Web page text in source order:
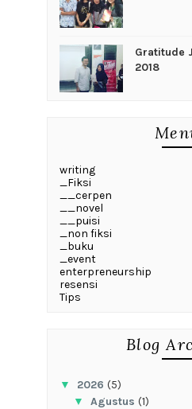
Gratitude
2018
writing
_Fiksi
__cerpen
__novel
__puisi
_non fiksi
_buku
_event
enterpreneurship
resensi
Tips
Blog
▼ 2026 (5)
▼ Agustus (1)